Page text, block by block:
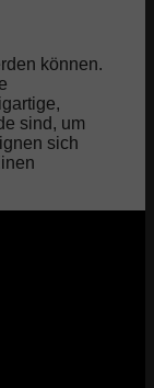
können.
sind, um
sich